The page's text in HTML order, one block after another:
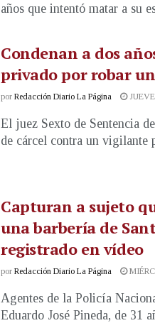
años que intentó matar a su
Condenan a dos
privado por robar
por Redacción Diario La Página
El juez Sexto de Sentencia
de cárcel contra un vigilante
Capturan a sujeto
una barbería de
registrado en vídeo
por Redacción Diario La Página
Agentes de la Policía
Eduardo José Pineda, de 31